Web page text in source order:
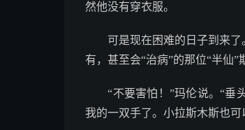
然他没有穿衣服。
可是现在困难的日子到来了
有，甚至会“治病”的那位“半仙”
“不要害怕！”玛伦说。“垂头
我的一双手了。小拉斯木斯也可